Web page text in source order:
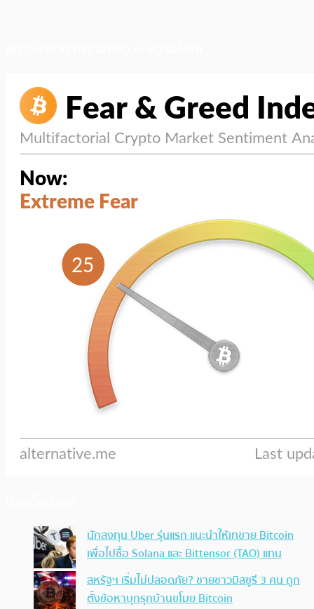
นักลงทุน Uber รุ่นแรก แนะนำให้เทขาย Bitcoin
เพื่อไปซื้อ Solana และ Bittensor (TAO) แทน
สหรัฐฯ เริ่มไม่ปลอดภัย? ชายชาวมิสซูรี 3 คน ถูก
ตั้งข้อหาบุกรุกบ้านขโมย Bitcoin